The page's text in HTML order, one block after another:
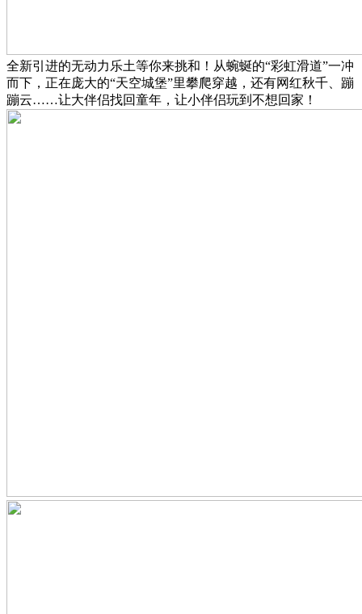
全新引进的无动力乐土等你来挑和！从蜿蜒的“彩虹滑道”一冲
而下，正在庞大的“天空城堡”里攀爬穿越，还有网红秋千、蹦
蹦云……让大伴侣找回童年，让小伴侣玩到不想回家！